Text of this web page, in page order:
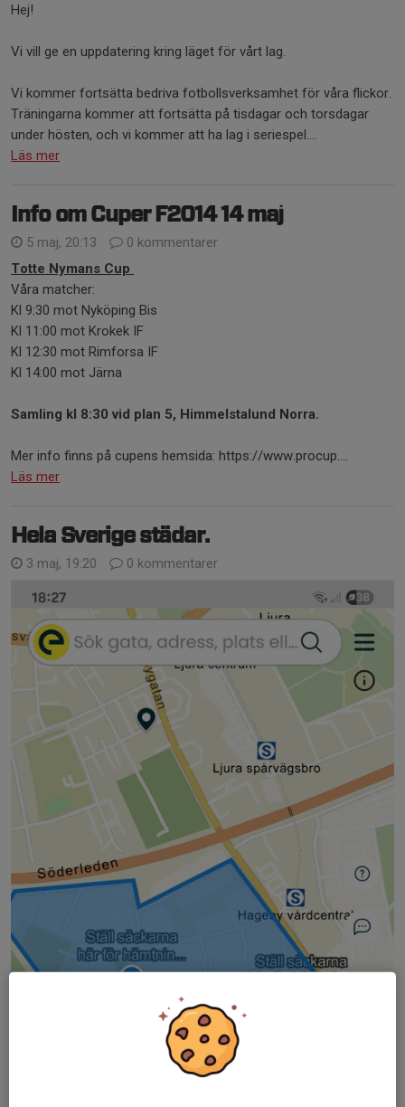
Hej!
Vi vill ge en uppdatering kring läget för vårt lag.
Vi kommer fortsätta bedriva fotbollsverksamhet för våra flickor.
Träningarna kommer att fortsätta på tisdagar och torsdagar
under hösten, och vi kommer att ha lag i seriespel....
Läs mer
Info om Cuper F2014 14 maj
5 maj, 20:13
0 kommentarer
Totte Nymans Cup
Våra matcher:
Kl 9:30 mot Nyköping Bis
Kl 11:00 mot Krokek IF
Kl 12:30 mot Rimforsa IF
Kl 14:00 mot Järna
Samling kl 8:30 vid plan 5, Himmelstalund Norra.
Mer info finns på cupens hemsida: https://www.procup....
Läs mer
Hela Sverige städar.
3 maj, 19:20 0 kommentarer